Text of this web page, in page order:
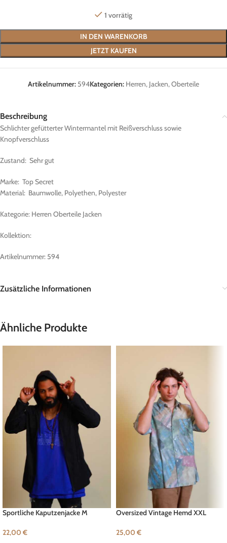
1 vorrätig
IN DEN WARENKORB
JETZT KAUFEN
Artikelnummer: 594Kategorien: Herren, Jacken, Oberteile
Beschreibung
Schlichter gefütterter Wintermantel mit Reißverschluss sowie
Knopfverschluss
Zustand: Sehr gut
Marke: Top Secret
Material: Baumwolle, Polyethen, Polyester
Kategorie: Herren Oberteile Jacken
Kollektion:
Artikelnummer: 594
Zusätzliche Informationen
Ähnliche Produkte
Sportliche Kaputzenjacke M
22,00 €
Oversized Vintage Hemd XXL
25,00 €